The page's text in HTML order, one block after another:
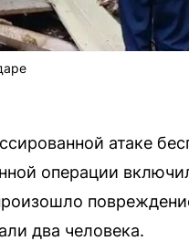
атаке
операции
два человека.